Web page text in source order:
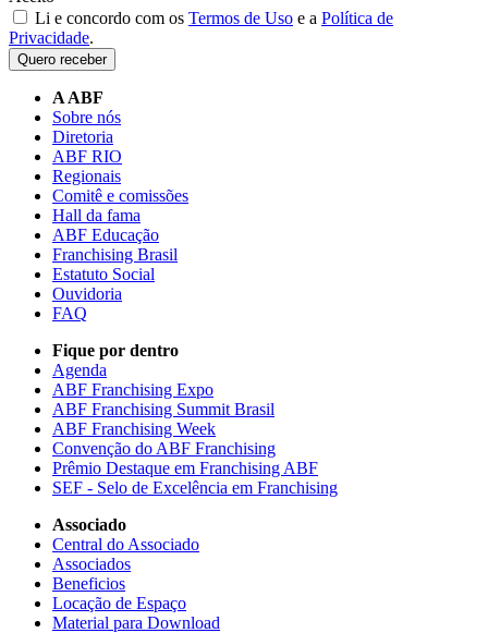
Li e concordo com os Termos de Uso e a Política de
Privacidade.
Quero receber
A ABF
Sobre nós
Diretoria
ABF RIO
Regionais
Comitê e comissões
Hall da fama
ABF Educação
Franchising Brasil
Estatuto Social
Ouvidoria
FAQ
Fique por dentro
Agenda
ABF Franchising Expo
ABF Franchising Summit Brasil
ABF Franchising Week
Convenção do ABF Franchising
Prêmio Destaque em Franchising ABF
SEF - Selo de Excelência em Franchising
Associado
Central do Associado
Associados
Beneficios
Locação de Espaço
Material para Download